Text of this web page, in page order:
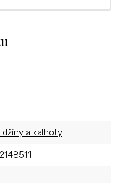
džíny a kalhoty